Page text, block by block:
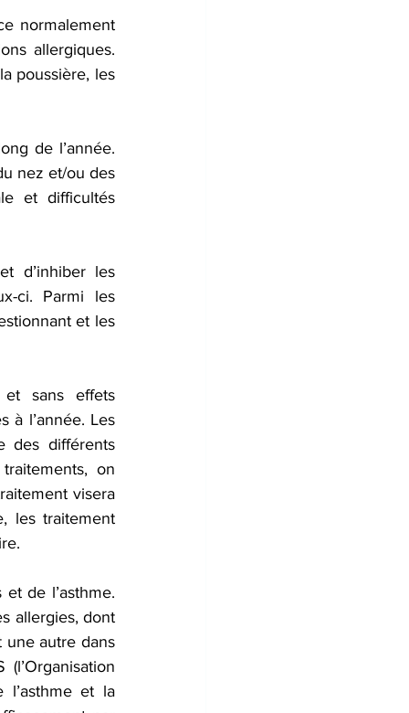
normalement
allergiques.
poussière, les
de l’année.
nez et/ou des
et difficultés
d’inhiber les
ci. Parmi les
et les
et sans effets
à l’année. Les
des différents
on
visera
les traitement
de l’asthme.
allergies, dont
une autre dans
l’asthme et la